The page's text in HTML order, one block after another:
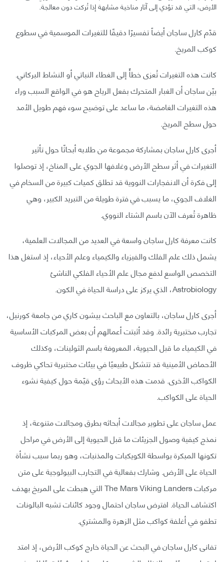
الأرض، التي قد تؤدي إلى آثار مناخية مشابهة إذا تُركت دون معالجة.
قدّم كارل ساجان أيضاً تفسيرًا دقيقًا للتغيرات الموسمية في سطوع
كوكب المريخ.
كانت هذه التغيرات تُعزى خطأً إلى الغطاء النباتي أو النشاط البركاني.
بيّن ساجان أن الغبار المتحرك بفعل الرياح هو في الواقع السبب وراء
هذه التغيرات الغامضة، ما ساعد على توضيح سوء فهم طويل الأمد
حول سطح المريخ.
أجرى كارل ساجان بمشاركة مجموعة من طلابه أبحاثًا حول تأثير
التغيرات في أثر سطح الأرض وغلافها الجوي على المناخ، إذ توصلوا
إلى فكرة أن الانفجارات النووية قد تطلق كميات كبيرة من السخام في
الغلاف الجوي، ما يسبب في فترة طويلة من التبريد الكبير، وهي
ظاهرة تُعرف الآن باسم الشتاء النووي.
كانت معرفة كارل ساجان واسعة في العديد من المجالات العلمية،
يشمل ذلك علم الفلك والفيزياء والكيمياء وعلم الأحياء، إذ استغل هذا
التخصص الواسع لدفع مجال علم الأحياء الفلكي الناشئ
Astrobiology، الذي يركز على دراسة الحياة في الكون.
أجرى كارل ساجان، بالتعاون مع الباحث بيشون كاري من جامعة كورنيل،
تجارب مختبرية رائدة. وقد أثبتت أعمالهم أن بعض المركبات الأساسية
في الكيمياء ما قبل الحيوية، المعروفة باسم الثولينات، وكذلك
الأحماض الأمينية قد تتشكل طبيعيًا في بيئات مختبرية تحاكي ظروف
الكواكب الأخرى. قدمت هذه الأبحاث رؤى قيّمة حول كيفية نشوء
الحياة على الكواكب.
عمل ساجان على تطوير مجالات أبحاثه بطرق ومجالات متنوعة، إذ
نمذج كيفية وصول الجزيئات ما قبل الحيوية إلى الأرض في مراحل
تكونها المبكرة بواسطة الكويكبات والمذنبات، وهو ربما سبب نشأة
الحياة على الأرض. وشارك بفعالية في التجارب البيولوجية على متن
مركبات The Mars Viking Landers التي هبطت على المريخ بهدف
اكتشاف الحياة. افترض ساجان احتمال وجود كائنات تشبه البالونات
تطفو في أغلفة كواكب مثل الزهرة والمشتري.
تفانى كارل ساجان في البحث عن الحياة خارج كوكب الأرض، إذ امتد